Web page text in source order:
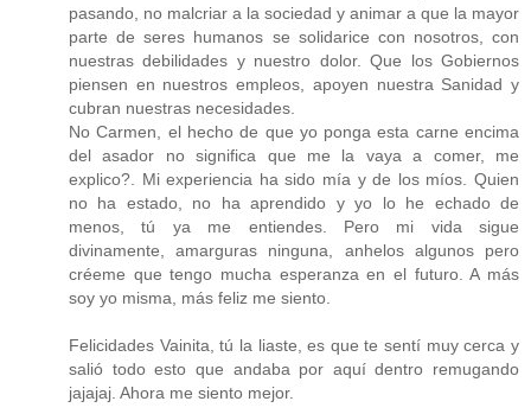
pasando, no malcriar a la sociedad y animar a que la mayor
parte de seres humanos se solidarice con nosotros, con
nuestras debilidades y nuestro dolor. Que los Gobiernos
piensen en nuestros empleos, apoyen nuestra Sanidad y
cubran nuestras necesidades.
No Carmen, el hecho de que yo ponga esta carne encima
del asador no significa que me la vaya a comer, me
explico?. Mi experiencia ha sido mía y de los míos. Quien
no ha estado, no ha aprendido y yo lo he echado de
menos, tú ya me entiendes. Pero mi vida sigue
divinamente, amarguras ninguna, anhelos algunos pero
créeme que tengo mucha esperanza en el futuro. A más
soy yo misma, más feliz me siento.
Felicidades Vainita, tú la liaste, es que te sentí muy cerca y
salió todo esto que andaba por aquí dentro remugando
jajajaj. Ahora me siento mejor.